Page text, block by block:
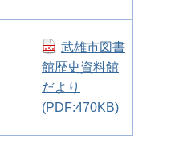
武雄市図書
館歴史資料館
だより
(PDF:470KB)